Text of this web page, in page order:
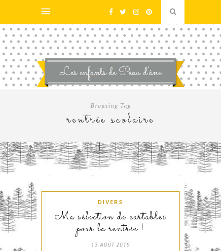
Browsing Tag
rentrée scolaire
DIVERS
Ma sélection de cartables
pour la rentrée !
13 AOÛT 2019